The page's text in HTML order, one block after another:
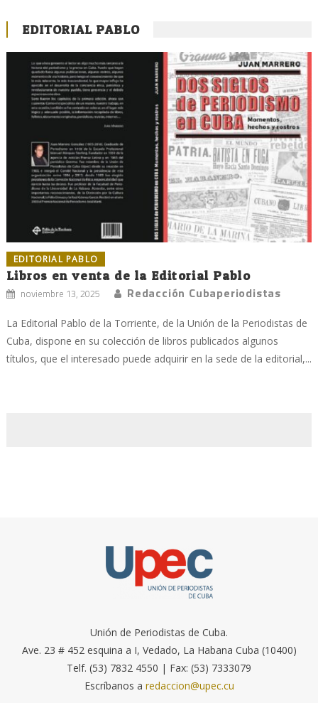
EDITORIAL PABLO
EDITORIAL PABLO
Libros en venta de la Editorial Pablo
noviembre 13, 2025 Redacción Cubaperiodistas
La Editorial Pablo de la Torriente, de la Unión de la Periodistas de
Cuba, dispone en su colección de libros publicados algunos
títulos, que el interesado puede adquirir en la sede de la editorial,...
Unión de Periodistas de Cuba.
Ave. 23 # 452 esquina a I, Vedado, La Habana Cuba (10400)
Telf. (53) 7832 4550 | Fax: (53) 7333079
Escríbanos a redaccion@upec.cu